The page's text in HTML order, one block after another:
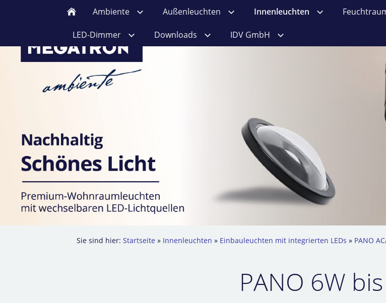
Ambiente Außenleuchten Innenleuchten
LED-Dimmer Downloads IDV GmbH
Sie sind hier: Startseite » Innenleuchten » Einbauleuchten mit integrierten LEDs » PANO
PANO 6W